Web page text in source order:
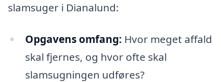
slamsuger i Dianalund:
Opgavens omfang: Hvor meget affald
skal fjernes, og hvor ofte skal
slamsugningen udføres?